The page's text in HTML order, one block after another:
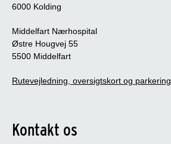
6000 Kolding
Middelfart Nærhospital
Østre Hougvej 55
5500 Middelfart
Rutevejledning, oversigtskort og parkering
Kontakt os